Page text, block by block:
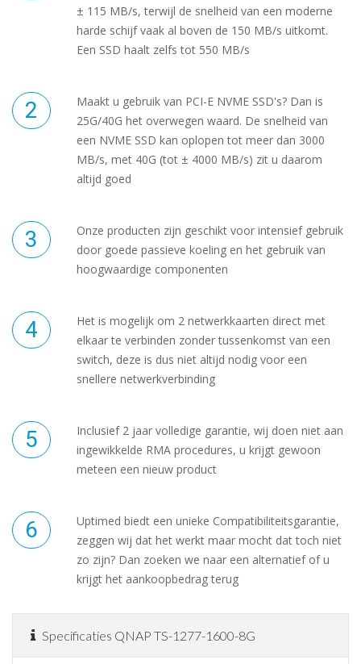
± 115 MB/s, terwijl de snelheid van een moderne
harde schijf vaak al boven de 150 MB/s uitkomt.
Een SSD haalt zelfs tot 550 MB/s
Maakt u gebruik van PCI-E NVME SSD's? Dan is
25G/40G het overwegen waard. De snelheid van
een NVME SSD kan oplopen tot meer dan 3000
MB/s, met 40G (tot ± 4000 MB/s) zit u daarom
altijd goed
Onze producten zijn geschikt voor intensief gebruik
door goede passieve koeling en het gebruik van
hoogwaardige componenten
Het is mogelijk om 2 netwerkkaarten direct met
elkaar te verbinden zonder tussenkomst van een
switch, deze is dus niet altijd nodig voor een
snellere netwerkverbinding
Inclusief 2 jaar volledige garantie, wij doen niet aan
ingewikkelde RMA procedures, u krijgt gewoon
meteen een nieuw product
Uptimed biedt een unieke Compatibiliteitsgarantie,
zeggen wij dat het werkt maar mocht dat toch niet
zo zijn? Dan zoeken we naar een alternatief of u
krijgt het aankoopbedrag terug
Specificaties QNAP TS-1277-1600-8G